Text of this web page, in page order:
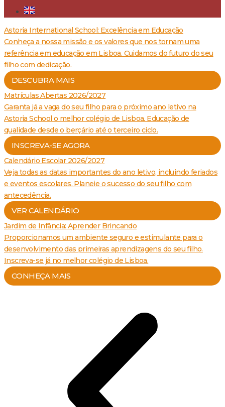
Astoria International School: Excelência em Educação
Conheça a nossa missão e os valores que nos tornam uma
referência em educação em Lisboa. Cuidamos do futuro do seu
filho com dedicação.
DESCUBRA MAIS
Matrículas Abertas 2026/2027
Garanta já a vaga do seu filho para o próximo ano letivo na
Astoria School o melhor colégio de Lisboa. Educação de
qualidade desde o berçário até o terceiro ciclo.
INSCREVA-SE AGORA
Calendário Escolar 2026/2027
Veja todas as datas importantes do ano letivo, incluindo feriados
e eventos escolares. Planeie o sucesso do seu filho com
antecedência.
VER CALENDÁRIO
Jardim de Infância: Aprender Brincando
Proporcionamos um ambiente seguro e estimulante para o
desenvolvimento das primeiras aprendizagens do seu filho.
Inscreva-se já no melhor colégio de Lisboa.
CONHEÇA MAIS